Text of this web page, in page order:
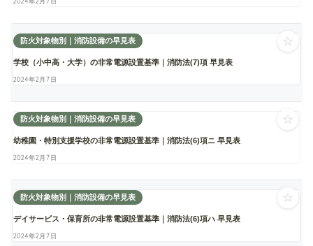
防火対象物別｜消防設備の早見表
学校（小中高・大学）の非常電源設置基準｜消防法(7)項 早見表
2024年2月7日
☆
防火対象物別｜消防設備の早見表
幼稚園・特別支援学校の非常電源設置基準｜消防法(6)項ニ 早見表
2024年2月7日
☆
防火対象物別｜消防設備の早見表
デイサービス・保育所の非常電源設置基準｜消防法(6)項ハ 早見表
2024年2月7日
☆